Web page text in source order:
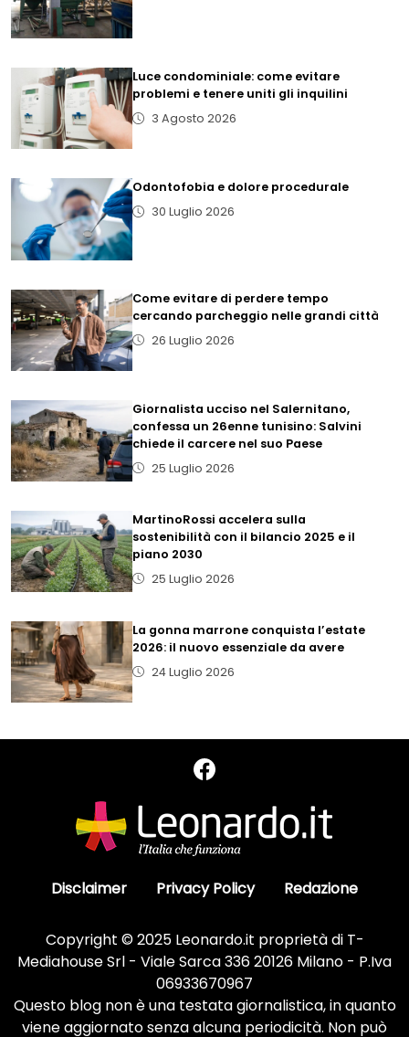
Luce condominiale: come evitare
problemi e tenere uniti gli inquilini
3 Agosto 2026
Odontofobia e dolore procedurale
30 Luglio 2026
Come evitare di perdere tempo
cercando parcheggio nelle grandi città
26 Luglio 2026
Giornalista ucciso nel Salernitano,
confessa un 26enne tunisino: Salvini
chiede il carcere nel suo Paese
25 Luglio 2026
MartinoRossi accelera sulla
sostenibilità con il bilancio 2025 e il
piano 2030
25 Luglio 2026
La gonna marrone conquista l’estate
2026: il nuovo essenziale da avere
24 Luglio 2026
Disclaimer Privacy Policy Redazione
Copyright © 2025 Leonardo.it proprietà di T-
Mediahouse Srl - Viale Sarca 336 20126 Milano - P.Iva
06933670967
Questo blog non è una testata giornalistica, in quanto
viene aggiornato senza alcuna periodicità. Non può